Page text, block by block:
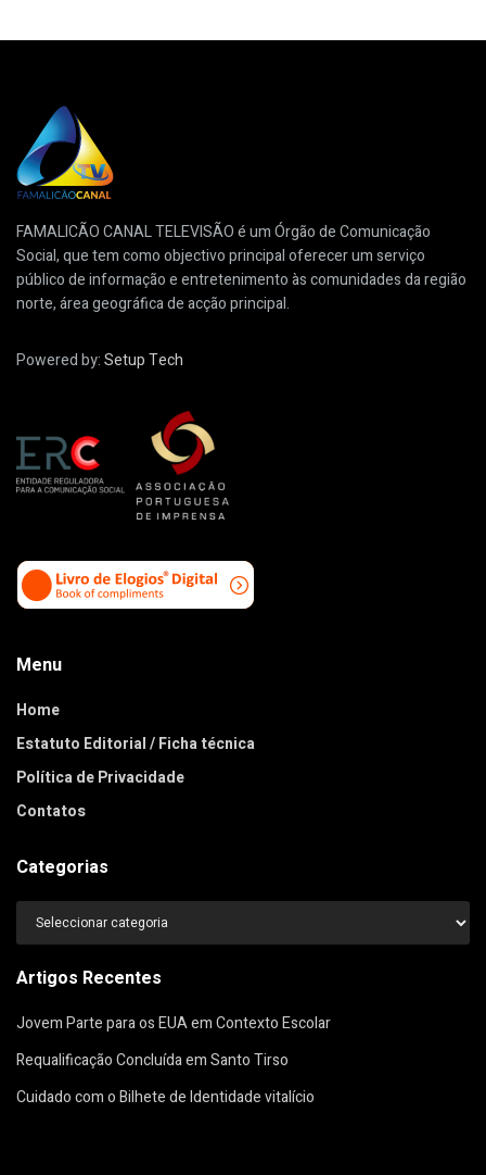
FAMALICÃO CANAL TELEVISÃO é um Órgão de Comunicação
Social, que tem como objectivo principal oferecer um serviço
público de informação e entretenimento às comunidades da região
norte, área geográfica de acção principal.
Powered by:Setup Tech
Menu
Home
Estatuto Editorial / Ficha técnica
Política de Privacidade
Contatos
Categorias
Categorias
Artigos Recentes
Jovem Parte para os EUA em Contexto Escolar
Requalificação Concluída em Santo Tirso
Cuidado com o Bilhete de Identidade vitalício